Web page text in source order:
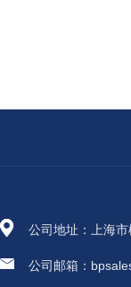
公司地址：上海
公司邮箱：